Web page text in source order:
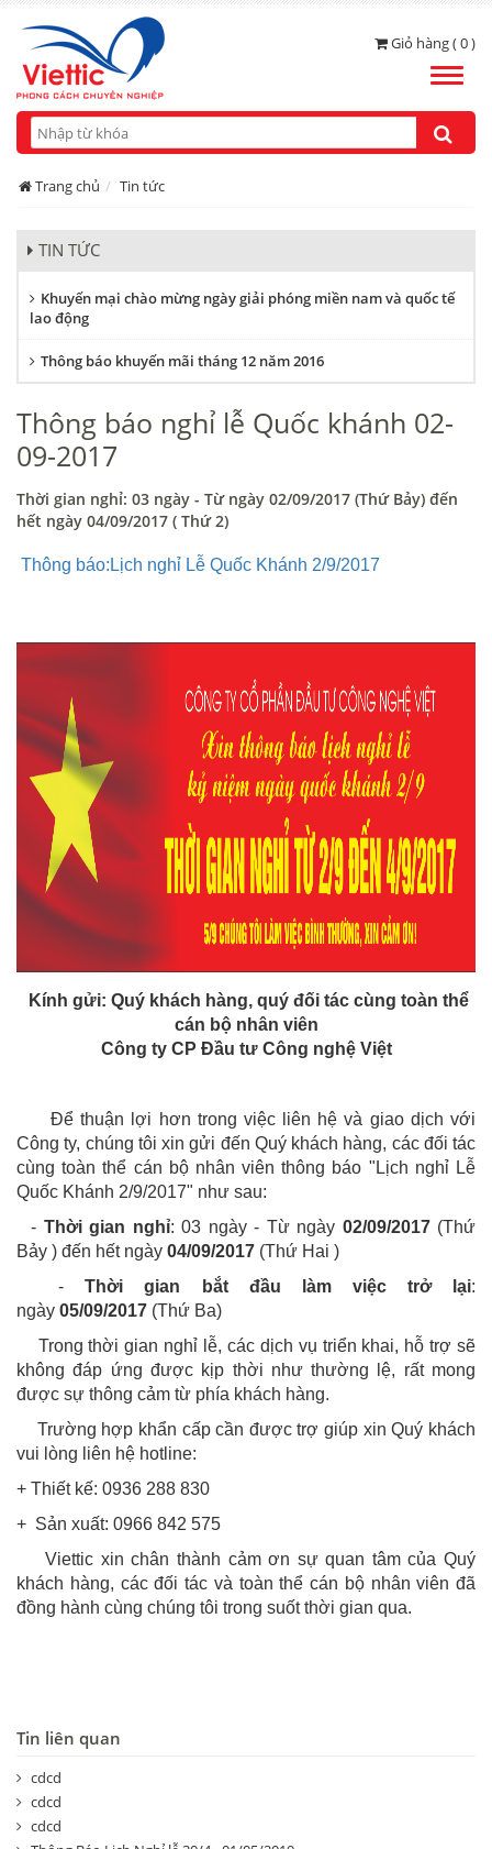
Giỏ hàng ( 0 )
Toggle
Trang chủ Tin tức
TIN TỨC
Khuyến mại chào mừng ngày giải phóng miền nam và quốc tế
lao động
Thông báo khuyến mãi tháng 12 năm 2016
Thông báo nghỉ lễ Quốc khánh 02-
09-2017
Thời gian nghỉ: 03 ngày - Từ ngày 02/09/2017 (Thứ Bảy) đến
hết ngày 04/09/2017 ( Thứ 2)
Thông báo:Lịch nghỉ Lễ Quốc Khánh 2/9/2017
Kính gửi: Quý khách hàng, quý đối tác cùng toàn thể
cán bộ nhân viên
Công ty CP Đầu tư Công nghệ Việt
Để thuận lợi hơn trong việc liên hệ và giao dịch với
Công ty, chúng tôi xin gửi đến Quý khách hàng, các đối tác
cùng toàn thể cán bộ nhân viên thông báo "Lịch nghỉ Lễ
Quốc Khánh 2/9/2017" như sau:
- Thời gian nghỉ: 03 ngày - Từ ngày 02/09/2017(Thứ
Bảy ) đến hết ngày 04/09/2017 (Thứ Hai )
-Thời gian bắt đầu làm việc trở lại:
ngày 05/09/2017 (Thứ Ba)
Trong thời gian nghỉ lễ, các dịch vụ triển khai, hỗ trợ sẽ
không đáp ứng được kịp thời như thường lệ, rất mong
được sự thông cảm từ phía khách hàng.
Trường hợp khẩn cấp cần được trợ giúp xin Quý khách
vui lòng liên hệ hotline:
+ Thiết kế: 0936 288 830
+ Sản xuất: 0966 842 575
Viettic xin chân thành cảm ơn sự quan tâm của Quý
khách hàng, các đối tác và toàn thể cán bộ nhân viên đã
đồng hành cùng chúng tôi trong suốt thời gian qua.
Tin liên quan
cdcd
cdcd
cdcd